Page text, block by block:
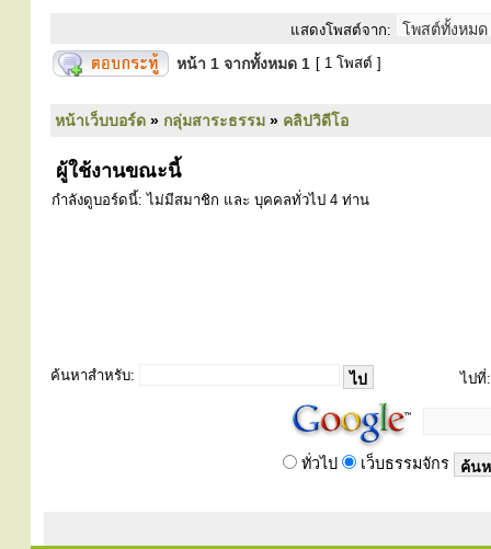
แสดงโพสต์จาก:
หน้า 1 จากทั้งหมด 1 [ 1 โพสต์ ]
หน้าเว็บบอร์ด » กลุ่มสาระธรรม » คลิปวิดีโอ
ผู้ใช้งานขณะนี้
กำลังดูบอร์ดนี้: ไม่มีสมาชิก และ บุคคลทั่วไป 4 ท่าน
ค้นหาสำหรับ: ไปที่:
ทั่วไป เว็บธรรมจักร